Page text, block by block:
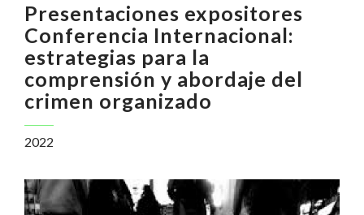
Presentaciones expositores
Conferencia Internacional:
estrategias para la
comprensión y abordaje del
crimen organizado
2022